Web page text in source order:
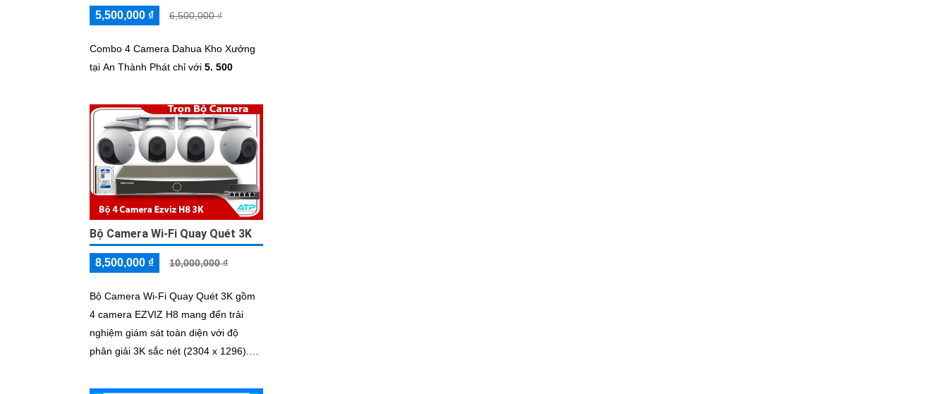
5,500,000 ₫ 6,500,000 ₫
Combo 4 Camera Dahua Kho Xưởng
tại An Thành Phát chỉ với 5. 500
Bộ Camera Wi-Fi Quay Quét 3K
8,500,000 ₫ 10,000,000 ₫
Bộ Camera Wi-Fi Quay Quét 3K gồm
4 camera EZVIZ H8 mang đến trải
nghiệm giám sát toàn diện với độ
phân giải 3K sắc nét (2304 x 1296).
80° dọc), quan sát linh hoạt mọi góc